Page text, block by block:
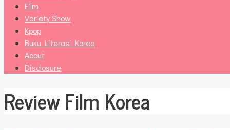
Film
Variety Show
Kpop
Buku Literasi Korea
About
Disclosure
Review Film Korea